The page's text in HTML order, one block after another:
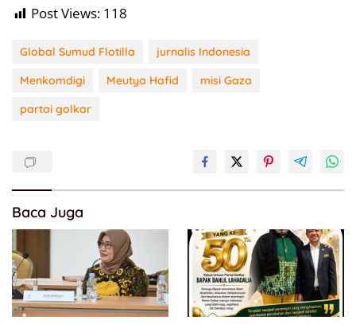
Post Views: 118
Global Sumud Flotilla
jurnalis Indonesia
Menkomdigi
Meutya Hafid
misi Gaza
partai golkar
Baca Juga